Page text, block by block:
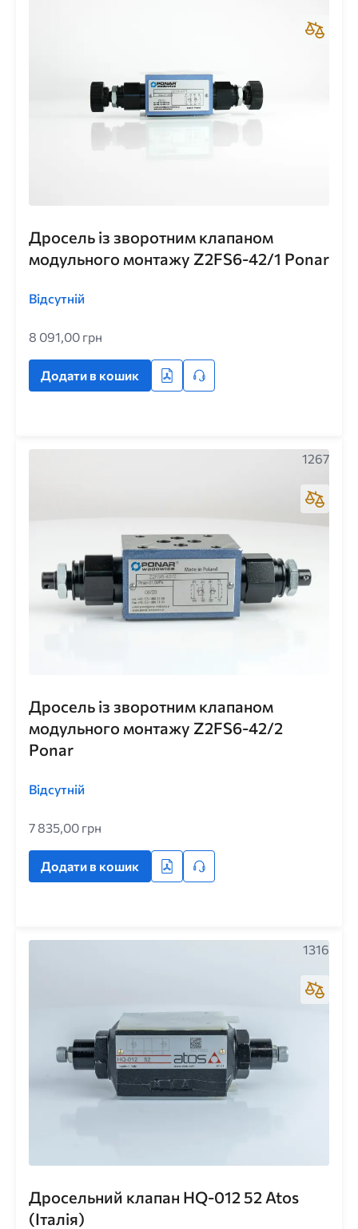
Дросель із зворотним клапаном
модульного монтажу Z2FS6-42/1 Ponar
Відсутній
8 091,00 грн
Додати в кошик
Дросель із зворотним клапаном
модульного монтажу Z2FS6-42/2
Ponar
Відсутній
7 835,00 грн
Додати в кошик
1267
Дросельний клапан HQ-012 52 Atos
(Італія)
1316